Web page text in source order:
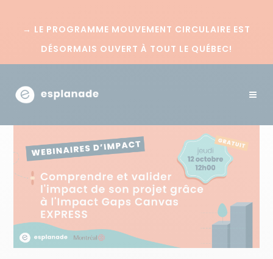
→ LE PROGRAMME MOUVEMENT CIRCULAIRE EST
DÉSORMAIS OUVERT À TOUT LE QUÉBEC!